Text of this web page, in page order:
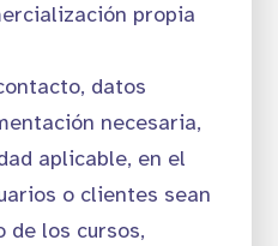
propia
datos
necesaria,
aplicable, en el
o clientes sean
de los cursos,